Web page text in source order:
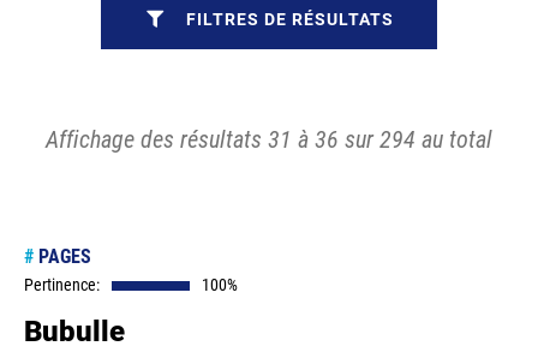
Affichage des résultats 31 à 36 sur 294 au total
# PAGES
Pertinence: 100%
Bubulle
FILTRES DE RÉSULTATS